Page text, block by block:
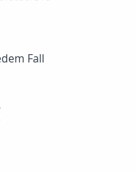
Fall